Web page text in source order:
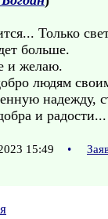
Только
больше.
и желаю.
людям
надежду,
и радости...
15:49 •